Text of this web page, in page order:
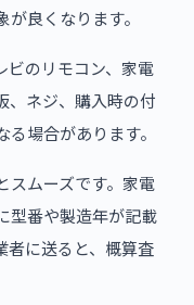
良くなります。
ビのリモコン、家電
、ネジ、購入時の付
場合があります。
スムーズです。家電
型番や製造年が記載
者に送ると、概算査